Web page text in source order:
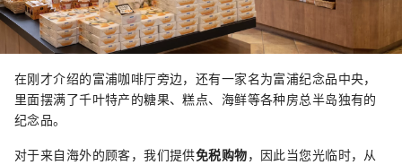
在刚才介绍的富浦咖啡厅旁边，还有一家名为富浦纪念品中央，
里面摆满了千叶特产的糖果、糕点、海鲜等各种房总半岛独有的
纪念品。
对于来自海外的顾客，我们提供免税购物，因此当您光临时，从